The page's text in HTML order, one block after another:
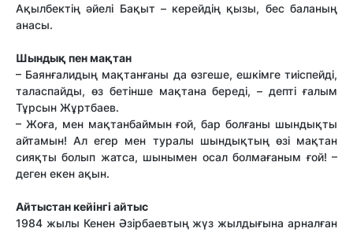
Ақылбектің әйелі Бақыт – керейдің қызы, бес баланың
анасы.
Шындық пен мақтан
– Баянғалидың мақтанғаны да өзгеше, ешкімге тиіспейді,
таласпайды, өз бетінше мақтана береді, – депті ғалым
Тұрсын Жұртбаев.
– Жоға, мен мақтанбаймын ғой, бар болғаны шындықты
айтамын! Ал егер мен туралы шындықтың өзі мақтан
сияқты болып жатса, шынымен осал болмағаным ғой! –
деген екен ақын.
Айтыстан кейiнгi айтыс
1984 жылы Кенен Әзірбаевтың жүз жылдығына арналған